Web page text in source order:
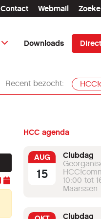
Contact Webmail
Downloads
Recent bezocht:
HCC agenda
AUG
15
Clubdag
10:00 tot
Maarssen
Clubdag